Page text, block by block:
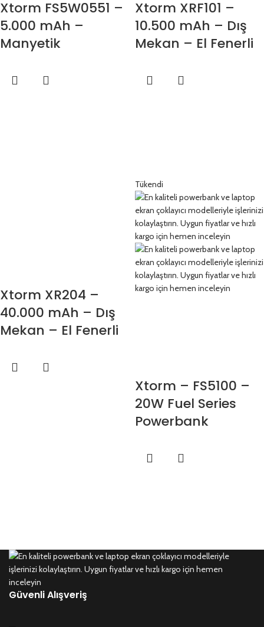
Xtorm FS5W0551 –
5.000 mAh –
Manyetik
Xtorm XRF101 –
10.500 mAh – Dış
Mekan – El Fenerli
Xtorm XR204 –
40.000 mAh – Dış
Mekan – El Fenerli
Powerbank
Tükendi
Xtorm – FS5100 –
20W Fuel Series
Powerbank
White
Güvenli Alışveriş